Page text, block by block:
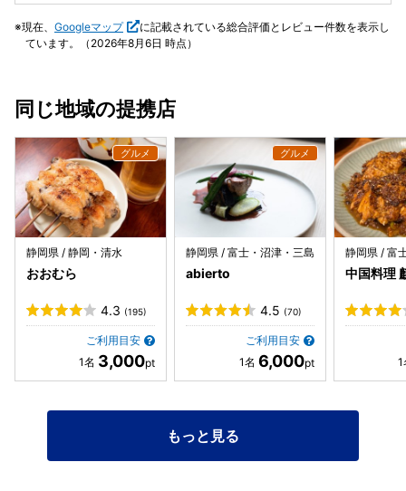
ランは貴重だと思う。 テーブルが大きくて掘りごたつスタイ
ルなのも好印象。（座敷よりテーブル派なので） 注文したの
切る値段なので相応だと思う。一方の蕎麦は多めに感じた。
なのに満足度は高かった。
現在、 Googleマップ
に記載されている総合評価とレビュー件数を表示し
ています。（2026年8月6日 時点）
同じ地域の提携店
静岡県 / 静岡・清水
おおむら
4.3 (195)
ご利用目安
3,000
静岡県 / 富士・沼津・三島
abierto
4.5 (70)
ご利用目安
6,000
静岡県 / 富
中国料理
もっと見る